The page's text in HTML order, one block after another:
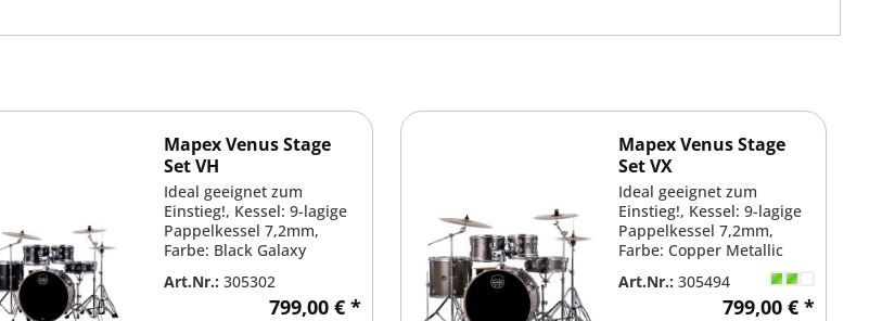
Mapex Venus Stage
Set VH
Ideal geeignet zum
Einstieg!, Kessel: 9-lagige
Pappelkessel 7,2mm,
Farbe: Black Galaxy
22'' x...
Art.Nr.: 305302
799,00 € *
Mapex Venus Stage
Set VX
Ideal geeignet zum
Einstieg!, Kessel: 9-lagige
Pappelkessel 7,2mm,
Farbe: Copper Metallic
#VX, Bass Drum: 22'' x
16''...
Art.Nr.: 305494
799,00 € *